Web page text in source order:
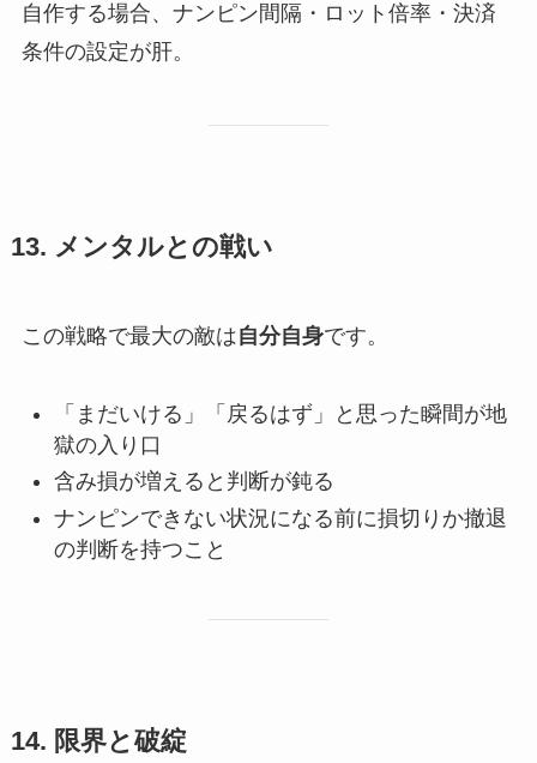
自作する場合、ナンピン間隔・ロット倍率・決済
条件の設定が肝。
13. メンタルとの戦い
この戦略で最大の敵は自分自身です。
「まだいける」「戻るはず」と思った瞬間が地
獄の入り口
含み損が増えると判断が鈍る
ナンピンできない状況になる前に損切りか撤退
の判断を持つこと
14. 限界と破綻